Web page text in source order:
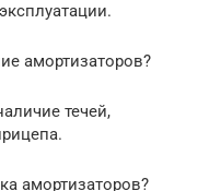
амортизаторов?
течей,
амортизаторов?